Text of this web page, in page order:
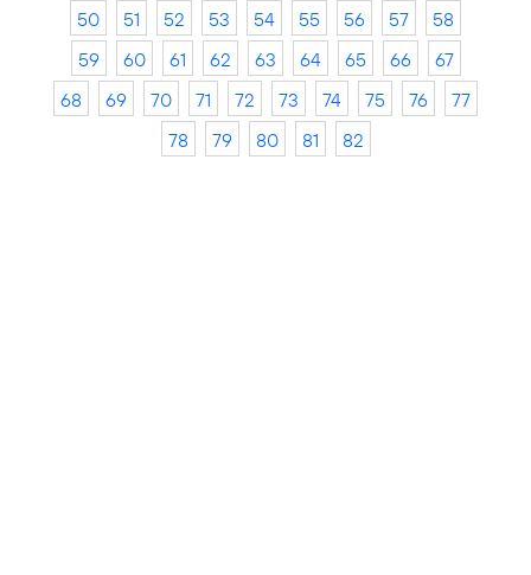
50
51 52 53 54 55 56 57
58
59
60 61 62 63 64 65 66
67
68
69 70 71 72 73 74 75 76
77
78
79 80 81 82